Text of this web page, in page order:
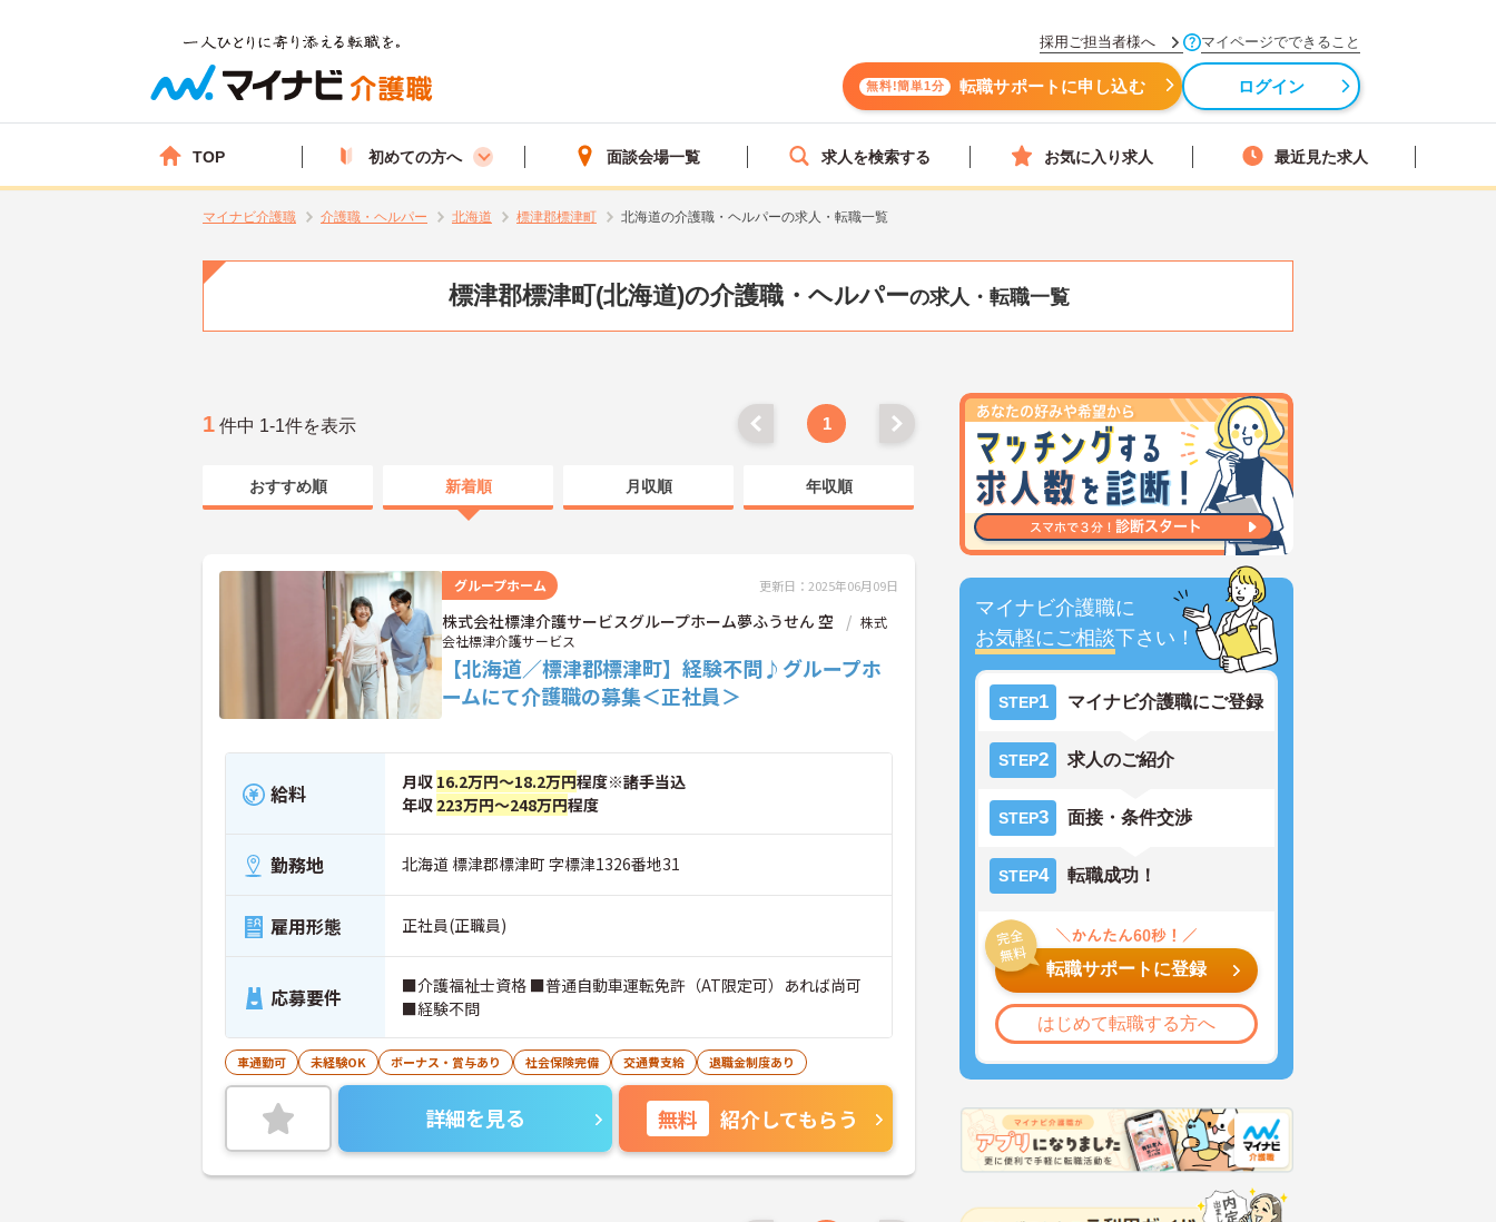
採用ご担当者様へ マイページでできること
無料!簡単1分 転職サポートに申し込む ログイン
TOP 初めての方へ 面談会場一覧 求人を検索する お気に入り求人 最近見た求人
マイナビ介護職 介護職・ヘルパー 北海道 標津郡標津町 北海道の介護職・ヘルパーの求人・転職一覧
標津郡標津町(北海道)の介護職・ヘルパーの求人・転職一覧
マイナビ介護職に
お気軽にご相談下さい！
STEP1 マイナビ介護職にご登録
STEP2 求人のご紹介
STEP3 面接・条件交渉
STEP4 転職成功！
転職サポートに登録
はじめて転職する方へ
1 件中 1-1件を表示 1
おすすめ順 新着順 月収順 年収順
グループホーム 更新日：2025年06月09日
株式会社標津介護サービスグループホーム夢ふうせん 空
株式
会社標津介護サービス
【北海道／標津郡標津町】経験不問♪グループホ
ームにて介護職の募集＜正社員＞
給料 月収 16.2万円～18.2万円程度※諸手当込
年収 223万円～248万円程度
勤務地 北海道 標津郡標津町 字標津1326番地31
雇用形態 正社員(正職員)
応募要件
■介護福祉士資格 ■普通自動車運転免許（AT限定可）あれば尚可
■経験不問
車通勤可 未経験OK ボーナス・賞与あり 社会保険完備 交通費支給 退職金制度あり
詳細を見る 無料 紹介してもらう